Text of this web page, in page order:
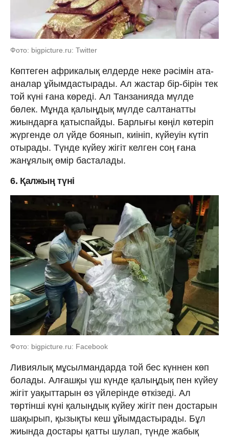
Фото: bigpicture.ru: Twitter
Көптеген африкалық елдерде неке рәсімін ата-
аналар ұйымдастырады. Ал жастар бір-бірін тек
той күні ғана көреді. Ал Танзанияда мүлде
бөлек. Мұнда қалыңдық мүлде салтанатты
жиындарға қатыспайды. Барлығы көңіл көтеріп
жүргенде ол үйде боянып, киініп, күйеуін күтіп
отырады. Түнде күйеу жігіт келген соң ғана
жанұялық өмір басталады.
6. Қалжың түні
Фото: bigpicture.ru: Facebook
Ливиялық мұсылмандарда той бес күннен көп
болады. Алғашқы үш күнде қалыңдық пен күйеу
жігіт уақыттарын өз үйлерінде өткізеді. Ал
төртінші күні қалыңдық күйеу жігіт пен достарын
шақырып, қызықты кеш ұйымдастырады. Бұл
жиында достары қатты шулап, түнде жабық